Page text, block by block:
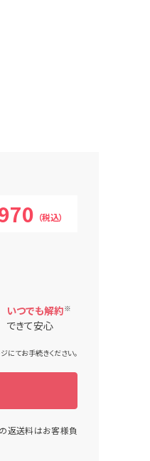
（税込）
いつでも解約※
できて安心
てお手続きください。
返送料はお客様負